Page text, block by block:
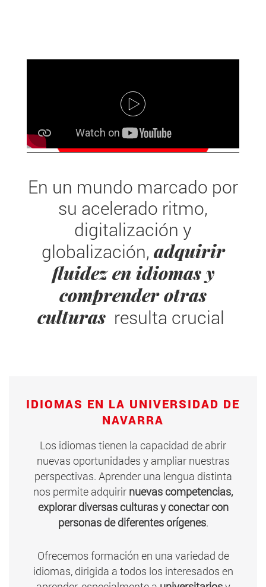
En un mundo marcado por
su acelerado ritmo,
digitalización y
globalización, adquirir
fluidez en idiomas y
comprender otras
culturas resulta crucial
IDIOMAS EN LA UNIVERSIDAD DE
NAVARRA
Los idiomas tienen la capacidad de abrir
nuevas oportunidades y ampliar nuestras
perspectivas. Aprender una lengua distinta
nos permite adquirir nuevas competencias,
explorar diversas culturas y conectar con
personas de diferentes orígenes.
Ofrecemos formación en una variedad de
idiomas, dirigida a todos los interesados en